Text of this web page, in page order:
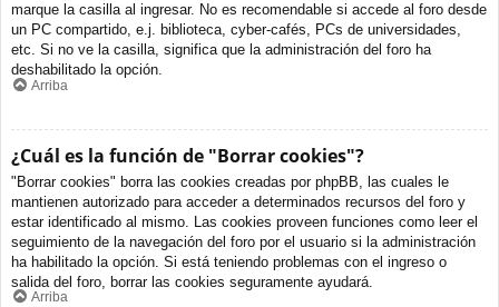
marque la casilla al ingresar. No es recomendable si accede al foro desde
un PC compartido, e.j. biblioteca, cyber-cafés, PCs de universidades,
etc. Si no ve la casilla, significa que la administración del foro ha
deshabilitado la opción.
Arriba
¿Cuál es la función de "Borrar cookies"?
"Borrar cookies" borra las cookies creadas por phpBB, las cuales le
mantienen autorizado para acceder a determinados recursos del foro y
estar identificado al mismo. Las cookies proveen funciones como leer el
seguimiento de la navegación del foro por el usuario si la administración
ha habilitado la opción. Si está teniendo problemas con el ingreso o
salida del foro, borrar las cookies seguramente ayudará.
Arriba